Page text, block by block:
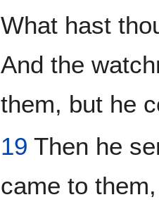
What hast
And the
them, but he
19 Then he
came to